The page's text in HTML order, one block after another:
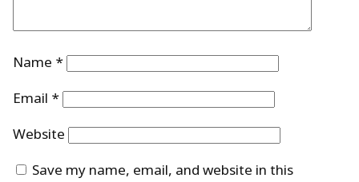
Name *
Email *
Website
Save my name, email, and website in this